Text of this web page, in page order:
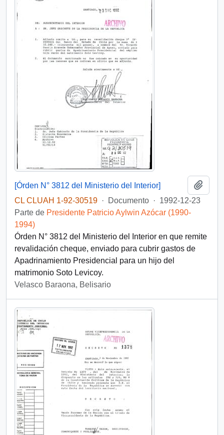
[Órden N° 3812 del Ministerio del Interior]
CL CLUAH 1-92-30519 · Documento · 1992-12-23
Parte de Presidente Patricio Aylwin Azócar (1990-
1994)
Órden N° 3812 del Ministerio del Interior en que remite
revalidación cheque, enviado para cubrir gastos de
Apadrinamiento Presidencial para un hijo del
matrimonio Soto Levicoy.
Velasco Baraona, Belisario